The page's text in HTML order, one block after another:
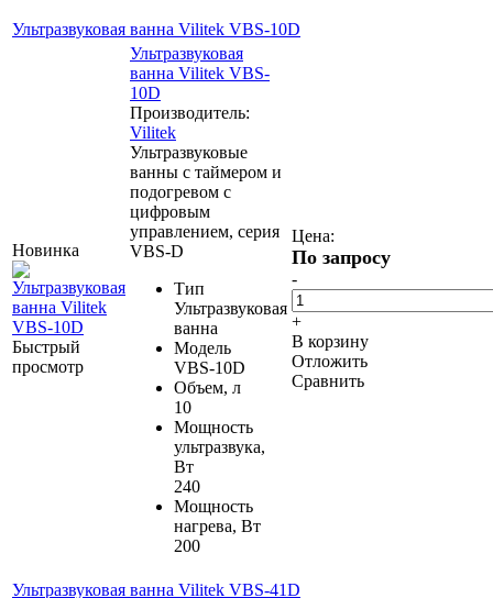
Ультразвуковая ванна Vilitek VBS-10D
Новинка
Быстрый
просмотр
Ультразвуковая
ванна Vilitek VBS-
10D
Производитель:
Vilitek
Ультразвуковые
ванны с таймером и
подогревом с
цифровым
управлением, серия
VBS-D
Тип
Ультразвуковая
ванна
Модель
VBS-10D
Объем, л
10
Мощность
ультразвука,
Вт
240
Мощность
нагрева, Вт
200
Цена:
По запросу
-
+
В корзину
Отложить
Сравнить
Ультразвуковая ванна Vilitek VBS-41D